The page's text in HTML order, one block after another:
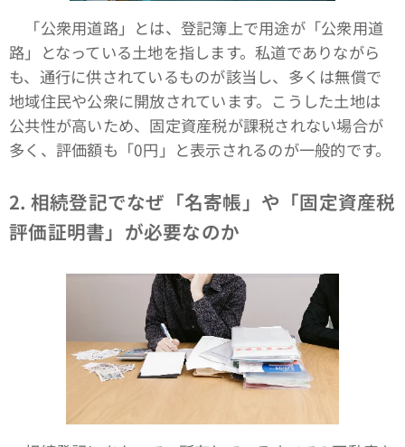
「公衆用道路」とは、登記簿上で用途が「公衆用道
路」となっている土地を指します。私道でありながら
も、通行に供されているものが該当し、多くは無償で
地域住民や公衆に開放されています。こうした土地は
公共性が高いため、固定資産税が課税されない場合が
多く、評価額も「0円」と表示されるのが一般的です。
2. 相続登記でなぜ「名寄帳」や「固定資産税
評価証明書」が必要なのか